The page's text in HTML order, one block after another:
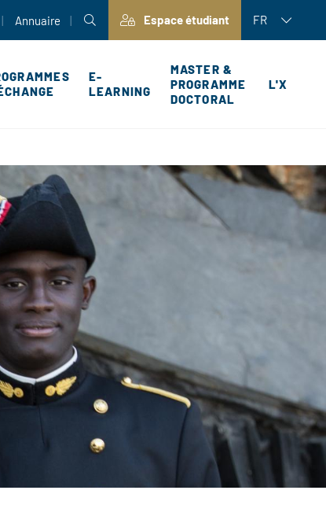
Annuaire Espace étudiant FR
E-
LEARNING
MASTER &
PROGRAMME
DOCTORAL
L'X